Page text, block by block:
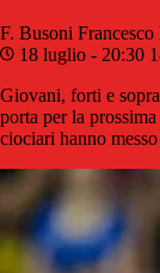
F. Busoni Francesco
18 luglio - 20:30
Giovani, forti e
porta per la
ciociari hanno